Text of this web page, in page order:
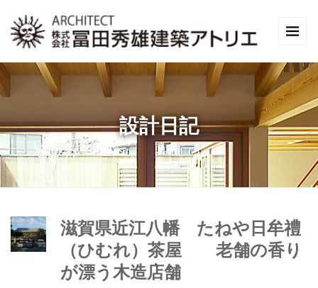
設計日記
滋賀県近江八幡 たねや日牟禮
（ひむれ）茶屋 老舗の香り
が漂う木造店舗